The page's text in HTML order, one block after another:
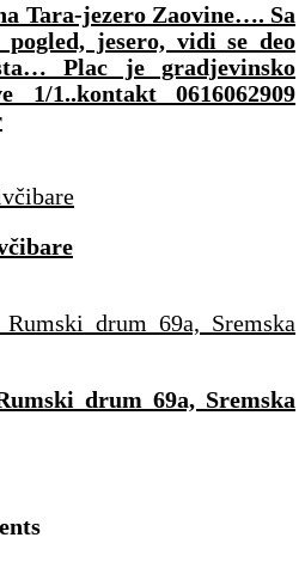
Tara-jezero Zaovine…. Sa
jesero, vidi se deo
Plac je gradjevinsko
1/1..kontakt 0616062909
drum 69a, Sremska